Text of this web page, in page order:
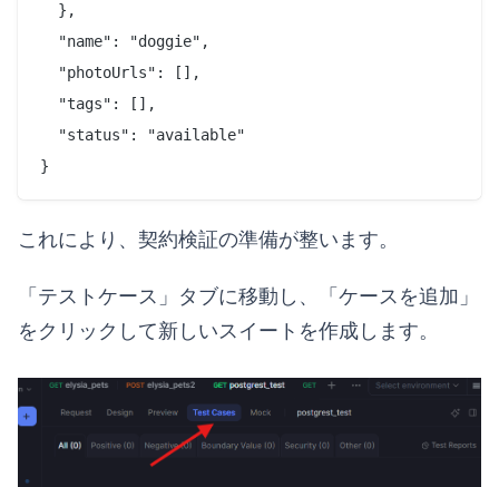
  },
  "name": "doggie",
  "photoUrls": [],
  "tags": [],
  "status": "available"
これにより、契約検証の準備が整います。
「テストケース」タブに移動し、「ケースを追加」
をクリックして新しいスイートを作成します。